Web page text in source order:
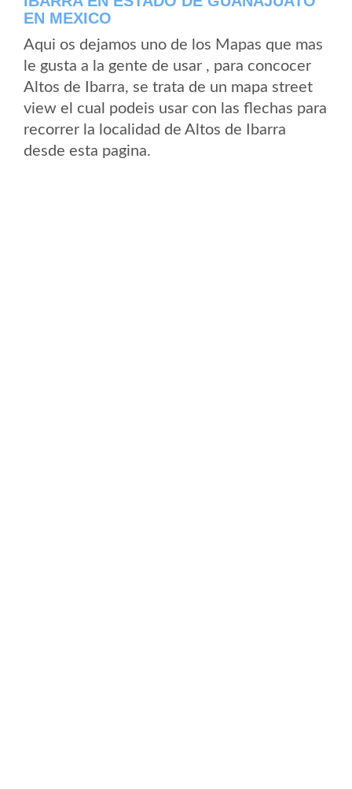
EN MEXICO
Aqui os dejamos uno de los Mapas que mas
le gusta a la gente de usar , para concocer
Altos de Ibarra, se trata de un mapa street
view el cual podeis usar con las flechas para
recorrer la localidad de Altos de Ibarra
desde esta pagina.